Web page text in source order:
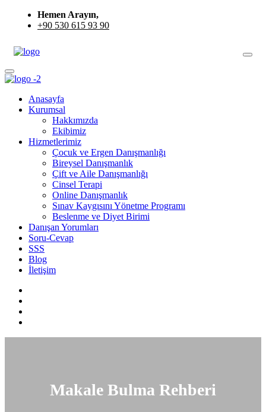
Hemen Arayın,
+90 530 615 93 90
Anasayfa
Kurumsal
Hakkımızda
Ekibimiz
Hizmetlerimiz
Çocuk ve Ergen Danışmanlığı
Bireysel Danışmanlık
Çift ve Aile Danışmanlığı
Cinsel Terapi
Online Danışmanlık
Sınav Kaygısını Yönetme Programı
Beslenme ve Diyet Birimi
Danışan Yorumları
Soru-Cevap
SSS
Blog
İletişim
Makale Bulma Rehberi